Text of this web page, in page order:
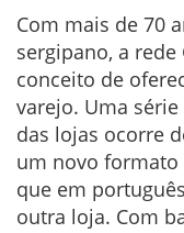
Com mais de 70
sergipano, a
conceito de
varejo. Uma
das lojas ocorre
um novo formato
que em
outra loja. Com